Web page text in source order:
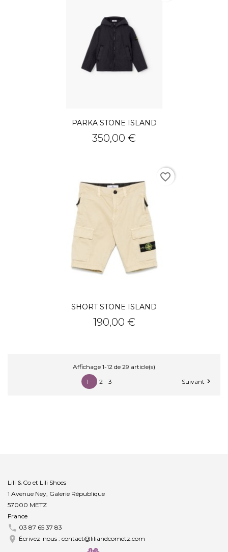
PARKA STONE ISLAND
Prix
350,00 €
SHORT STONE ISLAND
Prix
190,00 €
favorite_border
Affichage 1-12 de 29 article(s)
1
2 3 Suivant 
Lili & Co et Lili Shoes
1 Avenue Ney, Galerie République
57000 METZ
France
 03 87 65 37 83
 Écrivez-nous : contact@liliandcometz.com